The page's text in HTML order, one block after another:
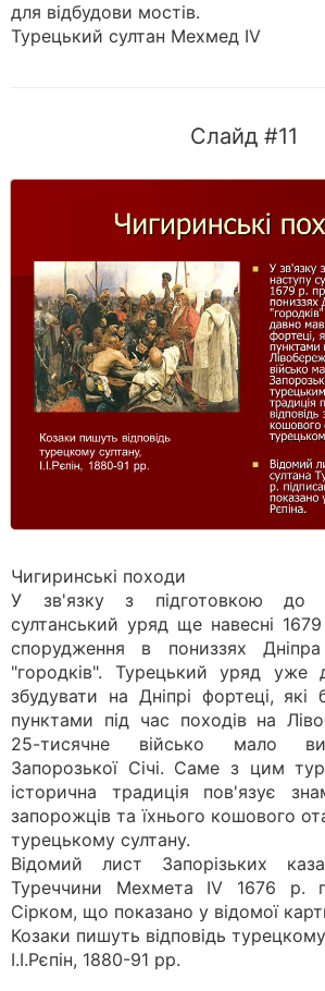
для відбудови мостів.
Турецький султан Мехмед IV
Слайд #11
Чигиринські походи
У зв'язку з підготовкою до
султанський уряд ще навесні
спорудження в пониззях
"городків". Турецький уряд уже
збудувати на Дніпрі фортеці,
пунктами під час походів на
25-тисячне військо мало
Запорозької Січі. Саме з цим
історична традиція пов'язує
запорожців та їхнього кошового
турецькому султану.
Відомий лист Запорізьких
Туреччини Мехмета IV 1676 р.
Сірком, що показано у відомої
Козаки пишуть відповідь
I.I.Рєпін, 1880-91 рр.